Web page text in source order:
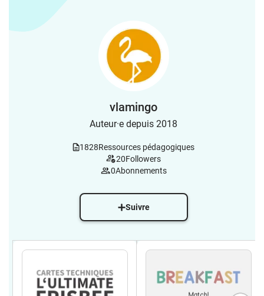
vlamingo
Auteur·e depuis 2018
1828Ressources pédagogiques
20Followers
0Abonnements
Suivre